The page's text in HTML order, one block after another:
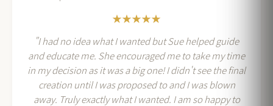
★★★★★
"I had no idea what I wanted but Sue helped guide
and educate me. She encouraged me to take my time
in my decision as it was a big one! I didn't see the final
creation until I was proposed to and I was blown
away. Truly exactly what I wanted. I am so happy to